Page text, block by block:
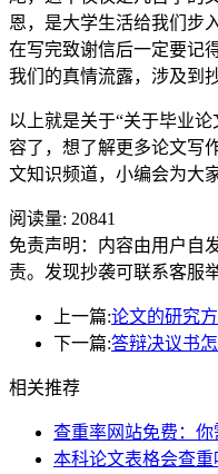
恩，是大学生活给我们步
在写完致谢信后一定要记
我们的真情流露，涉及到
以上就是关于“关于毕业
容了，想了解更多论文写
文知识频道，小编会为大
阅读量: 20841
免责声明：内容由用户自
责。发现抄袭可联系客服
上一篇:论文的研究
下一篇:答辩决议书
相关推荐
查重率网站免费：
本科论文表格会查